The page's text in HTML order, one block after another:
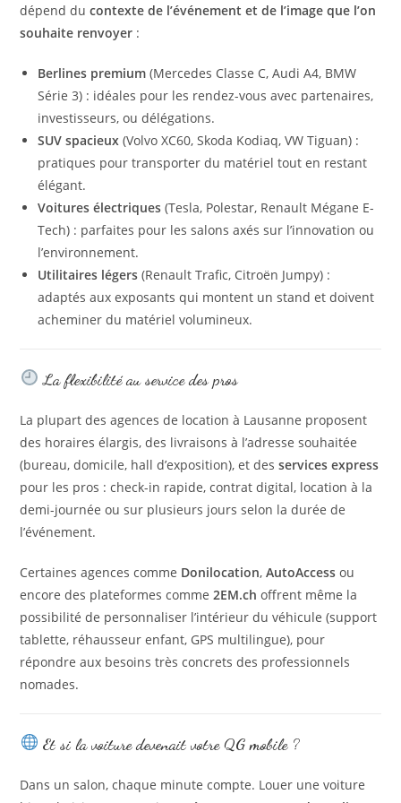
dépend ducontexte de l’événement et de l’image que l’on
souhaite renvoyer :
Berlines premium (Mercedes Classe C, Audi A4, BMW
Série 3) : idéales pour les rendez-vous avec partenaires,
investisseurs, ou délégations.
SUV spacieux (Volvo XC60, Skoda Kodiaq, VW Tiguan) :
pratiques pour transporter du matériel tout en restant
élégant.
Voitures électriques (Tesla, Polestar, Renault Mégane E-
Tech) : parfaites pour les salons axés sur l’innovation ou
l’environnement.
Utilitaires légers (Renault Trafic, Citroën Jumpy) :
adaptés aux exposants qui montent un stand et doivent
acheminer du matériel volumineux.
La flexibilité au service des pros
La plupart des agences de location à Lausanne proposent
des horaires élargis, des livraisons à l’adresse souhaitée
(bureau, domicile, hall d’exposition), et desservices express
pour les pros : check-in rapide, contrat digital, location à la
demi-journée ou sur plusieurs jours selon la durée de
l’événement.
Certaines agences comme Donilocation,AutoAccess ou
encore des plateformes comme2EM.ch offrent même la
possibilité de personnaliser l’intérieur du véhicule (support
tablette, réhausseur enfant, GPS multilingue), pour
répondre aux besoins très concrets des professionnels
nomades.
Et si la voiture devenait votre QG mobile ?
Dans un salon, chaque minute compte. Louer une voiture